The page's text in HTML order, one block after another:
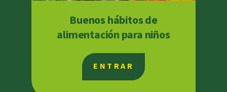
Buenos hábitos de
alimentación para niños
ENTRAR